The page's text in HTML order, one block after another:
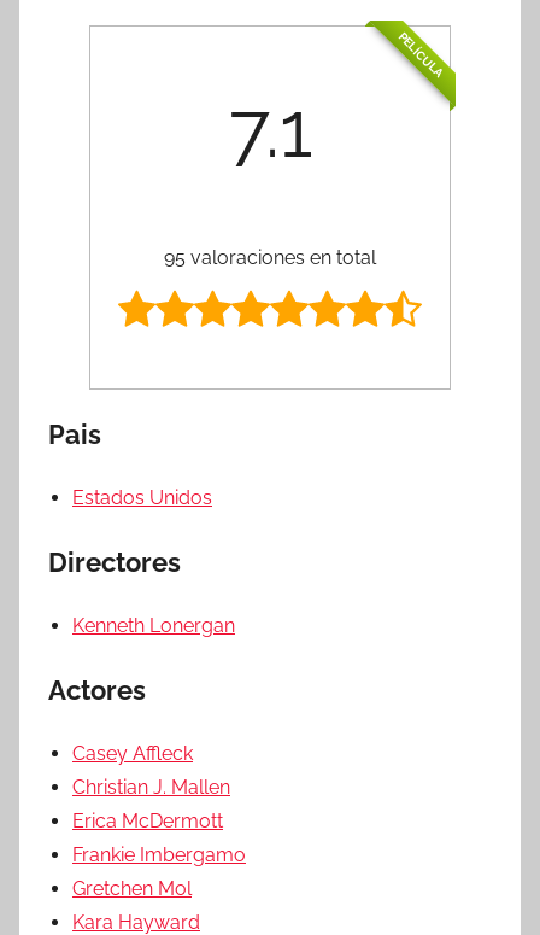
PELÍCULA
7.1
95 valoraciones en total
Pais
Estados Unidos
Directores
Kenneth Lonergan
Actores
Casey Affleck
Christian J. Mallen
Erica McDermott
Frankie Imbergamo
Gretchen Mol
Kara Hayward